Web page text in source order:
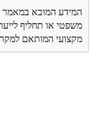
המידע המובא במאמר
משפטי או תחליף
מקצועי המותאם